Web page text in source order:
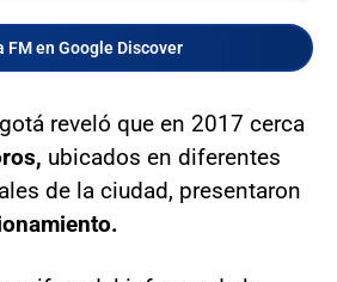
FM en Google Discover
reveló que en 2017 cerca
ubicados en diferentes
de la ciudad, presentaron